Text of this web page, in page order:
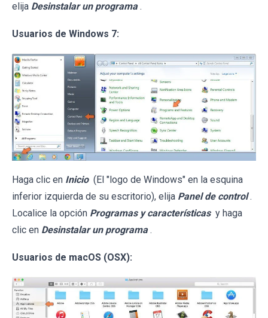
elija Desinstalar un programa .
Usuarios de Windows 7:
Haga clic en Inicio (El "logo de Windows" en la esquina
inferior izquierda de su escritorio), elija Panel de control .
Localice la opción Programas y características y haga
clic en Desinstalar un programa .
Usuarios de macOS (OSX):